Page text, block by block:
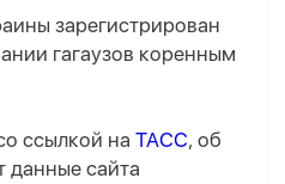
зарегистрирован
гагаузов коренным
ссылкой на ТАСС, об
данные сайта